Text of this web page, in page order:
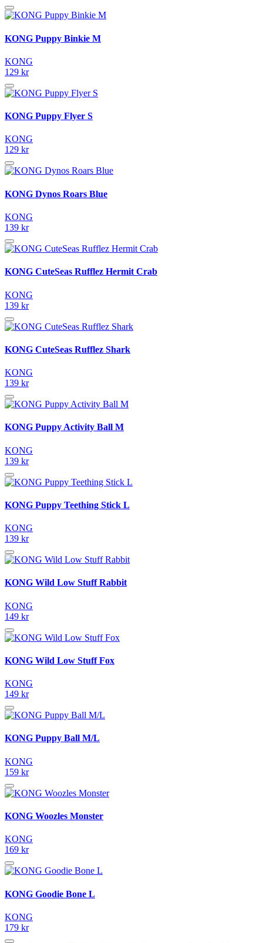
KONG Puppy Binkie M
KONG
129 kr
KONG Puppy Flyer S
KONG
129 kr
KONG Dynos Roars Blue
KONG
139 kr
KONG CuteSeas Rufflez Hermit Crab
KONG
139 kr
KONG CuteSeas Rufflez Shark
KONG
139 kr
KONG Puppy Activity Ball M
KONG
139 kr
KONG Puppy Teething Stick L
KONG
139 kr
KONG Wild Low Stuff Rabbit
KONG
149 kr
KONG Wild Low Stuff Fox
KONG
149 kr
KONG Puppy Ball M/L
KONG
159 kr
KONG Woozles Monster
KONG
169 kr
KONG Goodie Bone L
KONG
179 kr